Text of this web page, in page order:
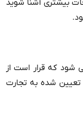
بیشتری آشنا شوید
شود که قرار است از
شده به تجارت